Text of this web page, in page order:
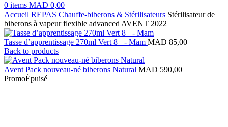
0 items MAD 0,00
Accueil REPAS Chauffe-biberons & Stérilisateurs Stérilisateur de
biberons à vapeur flexible advanced AVENT 2022
Tasse d’apprentissage 270ml Vert 8+ - Mam MAD 85,00
Back to products
Avent Pack nouveau-né biberons Natural MAD 590,00
PromoÉpuisé